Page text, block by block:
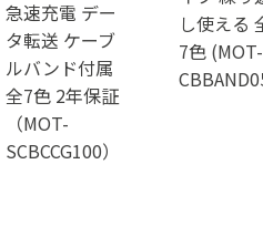
急速充電 デー
タ転送 ケーブ
ルバンド付属
全7色 2年保証
（MOT-
SCBCCG100）
し使える
7色 (MOT-